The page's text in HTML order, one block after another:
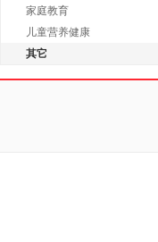
家庭教育
儿童营养健康
其它